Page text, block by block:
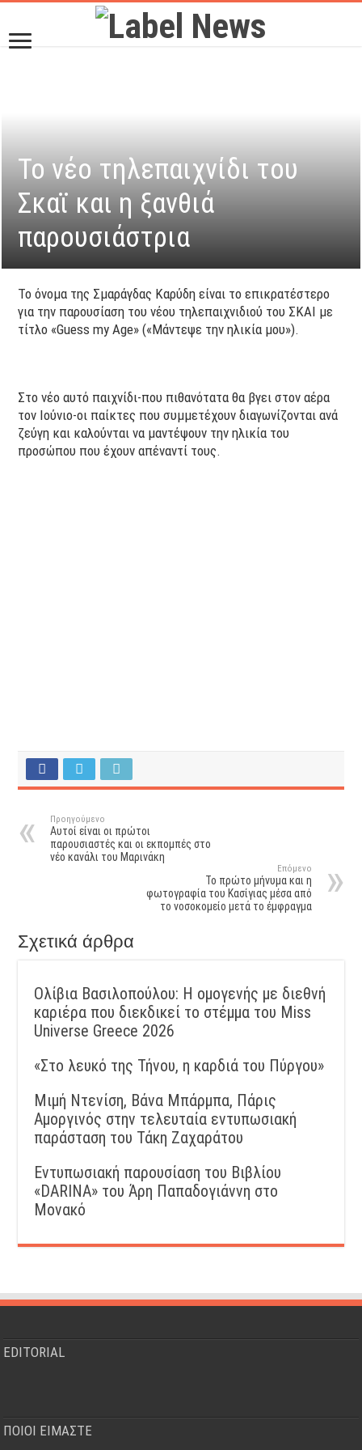
Το νέο τηλεπαιχνίδι του
Σκαϊ και η ξανθιά
παρουσιάστρια
Το όνομα της Σμαράγδας Καρύδη είναι το επικρατέστερο
για την παρουσίαση του νέου τηλεπαιχνιδιού του ΣΚΑΙ με
τίτλο «Guess my Age» («Μάντεψε την ηλικία μου»).
Στο νέο αυτό παιχνίδι-που πιθανότατα θα βγει στον αέρα
τον Ιούνιο-οι παίκτες που συμμετέχουν διαγωνίζονται ανά
ζεύγη και καλούνται να μαντέψουν την ηλικία του
προσώπου που έχουν απέναντί τους.
Προηγούμενο
Αυτοί είναι οι πρώτοι
παρουσιαστές και οι εκπομπές στο
νέο κανάλι του Μαρινάκη
Επόμενο
Το πρώτο μήνυμα και η
φωτογραφία του Κασίγιας μέσα από
το νοσοκομείο μετά το έμφραγμα
Σχετικά άρθρα
Ολίβια Βασιλοπούλου: Η ομογενής με διεθνή
καριέρα που διεκδικεί το στέμμα του Miss
Universe Greece 2026
«Στο λευκό της Τήνου, η καρδιά του Πύργου»
Μιμή Ντενίση, Βάνα Μπάρμπα, Πάρις
Αμοργινός στην τελευταία εντυπωσιακή
παράσταση του Τάκη Ζαχαράτου
Εντυπωσιακή παρουσίαση του Βιβλίου
«DARINA» του Άρη Παπαδογιάννη στο
Μονακό
EDITORIAL
ΠΟΙΟΙ ΕΙΜΑΣΤΕ